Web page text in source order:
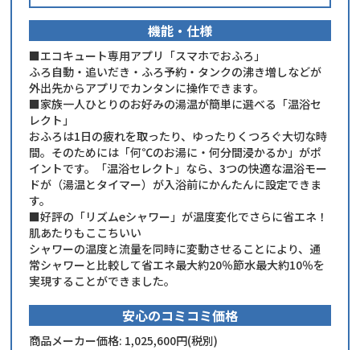
機能・仕様
■エコキュート専用アプリ「スマホでおふろ」
ふろ自動・追いだき・ふろ予約・タンクの沸き増しなどが
外出先からアプリでカンタンに操作できます。
■家族一人ひとりのお好みの湯温が簡単に選べる「温浴セ
レクト」
おふろは1日の疲れを取ったり、ゆったりくつろぐ大切な時
間。そのためには「何℃のお湯に・何分間浸かるか」がポ
イントです。「温浴セレクト」なら、3つの快適な温浴モー
ドが（湯温とタイマー）が入浴前にかんたんに設定できま
す。
■好評の「リズムeシャワー」が温度変化でさらに省エネ！
肌あたりもここちいい
シャワーの温度と流量を同時に変動させることにより、通
常シャワーと比較して省エネ最大約20％節水最大約10％を
実現することができました。
安心のコミコミ価格
商品メーカー価格: 1,025,600円(税別)